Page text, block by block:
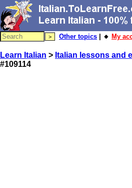
Other topics | 🔸 My
Learn Italian > Italian lessons and
#109114